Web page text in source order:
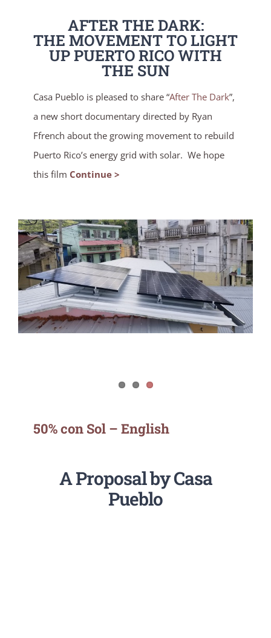
AFTER THE DARK:
THE MOVEMENT TO LIGHT
UP PUERTO RICO WITH
THE SUN
Casa Pueblo is pleased to share “After The Dark”,
a new short documentary directed by Ryan
Ffrench about the growing movement to rebuild
Puerto Rico’s energy grid with solar. We hope
this film Continue >
50% con Sol – English
50% con Sol – English
A Proposal by Casa
Pueblo